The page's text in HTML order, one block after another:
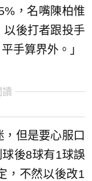
，名嘴陳柏惟
以後打者跟投手
手算界外。」
讀
，但是要心服口
後8球有1球誤
，不然以後改1